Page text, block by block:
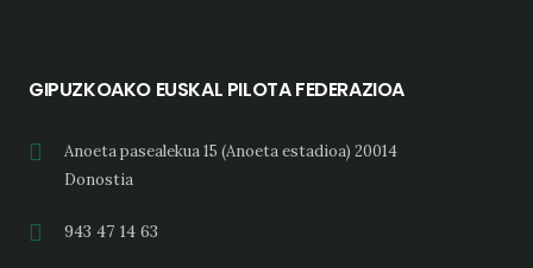
GIPUZKOAKO EUSKAL PILOTA FEDERAZIOA
Anoeta pasealekua 15 (Anoeta estadioa) 20014
Donostia
943 47 14 63